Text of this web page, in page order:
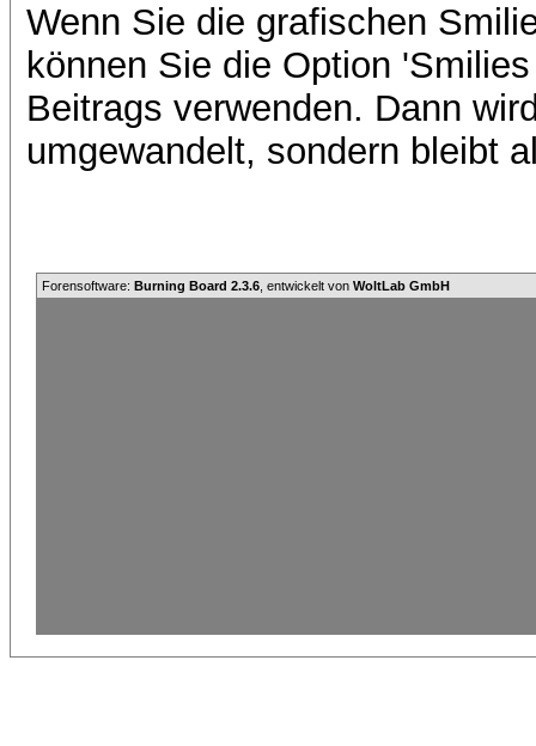
Wenn Sie die grafischen
können Sie die Option
Beitrags verwenden. Dann
umgewandelt, sondern bleibt
Forensoftware: Burning Board 2.3.6 , entwickelt von WoltLab GmbH